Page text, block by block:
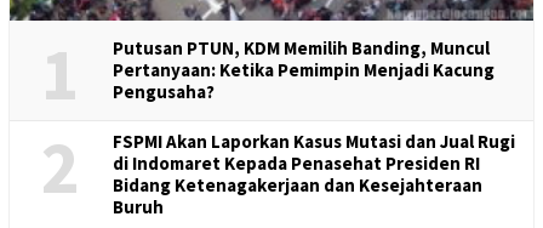
1
Putusan PTUN, KDM Memilih Banding, Muncul
Pertanyaan: Ketika Pemimpin Menjadi Kacung
Pengusaha?
2
FSPMI Akan Laporkan Kasus Mutasi dan Jual Rugi
di Indomaret Kepada Penasehat Presiden RI
Bidang Ketenagakerjaan dan Kesejahteraan
Buruh